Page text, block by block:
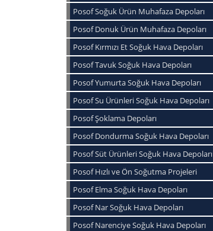
Posof Soğuk Ürün Muhafaza Depoları
Posof Donuk Ürün Muhafaza Depoları
Posof Kırmızı Et Soğuk Hava Depoları
Posof Tavuk Soğuk Hava Depoları
Posof Yumurta Soğuk Hava Depoları
Posof Su Ürünleri Soğuk Hava Depoları
Posof Şoklama Depoları
Posof Dondurma Soğuk Hava Depoları
Posof Süt Ürünleri Soğuk Hava Depoları
Posof Hızlı ve Ön Soğutma Projeleri
Posof Elma Soğuk Hava Depoları
Posof Nar Soğuk Hava Depoları
Posof Narenciye Soğuk Hava Depoları